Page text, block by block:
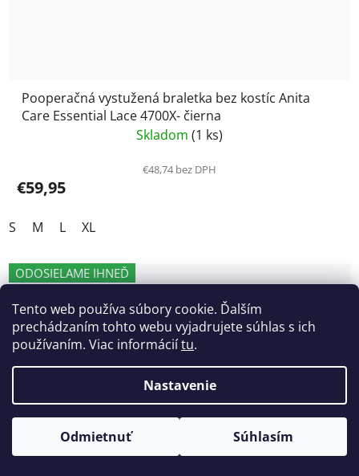
Tento web používa súbory cookie. Ďalším
prechádzaním tohto webu vyjadrujete súhlas s ich
používaním. Viac informáciítu.
Nastavenie
Odmietnuť Súhlasím
Pooperačná vystužená braletka bez kostíc Anita
Care Essential Lace 4700X- čierna
Skladom (1 ks)
€48,74 bez DPH
€59,95
S M L XL
ODOSIELAME IHNEĎ